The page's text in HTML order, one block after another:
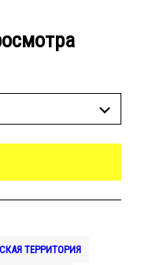
ТЕРРИТОРИЯ